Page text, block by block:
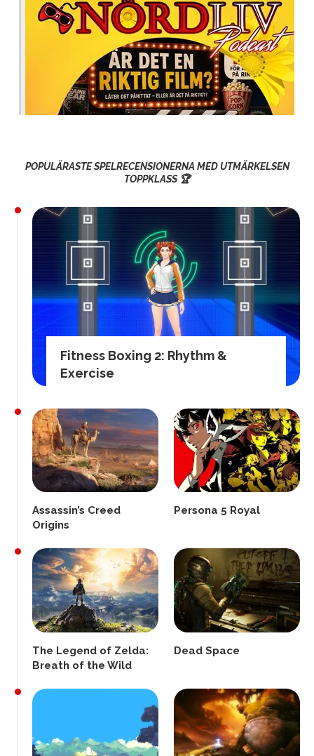
POPULÄRASTE SPELRECENSIONERNA MED UTMÄRKELSEN
TOPPKLASS 🏆
Fitness Boxing 2: Rhythm &
Exercise
Assassin’s Creed
Origins
Persona 5 Royal
The Legend of Zelda:
Breath of the Wild
Dead Space